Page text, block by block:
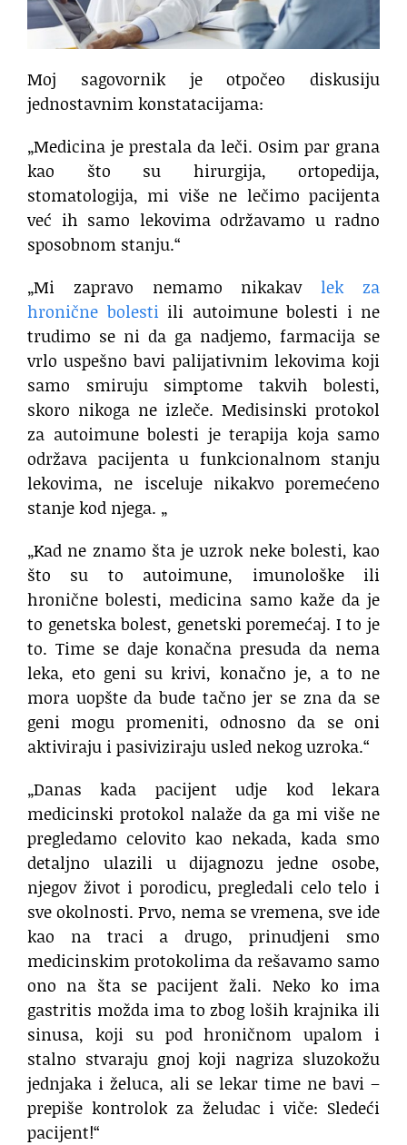
Moj sagovornik je otpočeo diskusiju
jednostavnim konstatacijama:
„Medicina je prestala da leči. Osim par grana
kao što su hirurgija, ortopedija,
stomatologija, mi više ne lečimo pacijenta
već ih samo lekovima održavamo u radno
sposobnom stanju.“
„Mi zapravo nemamo nikakav lek za
hronične bolestiili autoimune bolesti i ne
trudimo se ni da ga nadjemo, farmacija se
vrlo uspešno bavi palijativnim lekovima koji
samo smiruju simptome takvih bolesti,
skoro nikoga ne izleče. Medisinski protokol
za autoimune bolesti je terapija koja samo
održava pacijenta u funkcionalnom stanju
lekovima, ne isceluje nikakvo poremećeno
stanje kod njega. „
„Kad ne znamo šta je uzrok neke bolesti, kao
što su to autoimune, imunološke ili
hronične bolesti, medicina samo kaže da je
to genetska bolest, genetski poremećaj. I to je
to. Time se daje konačna presuda da nema
leka, eto geni su krivi, konačno je, a to ne
mora uopšte da bude tačno jer se zna da se
geni mogu promeniti, odnosno da se oni
aktiviraju i pasiviziraju usled nekog uzroka.“
„Danas kada pacijent udje kod lekara
medicinski protokol nalaže da ga mi više ne
pregledamo celovito kao nekada, kada smo
detaljno ulazili u dijagnozu jedne osobe,
njegov život i porodicu, pregledali celo telo i
sve okolnosti. Prvo, nema se vremena, sve ide
kao na traci a drugo, prinudjeni smo
medicinskim protokolima da rešavamo samo
ono na šta se pacijent žali. Neko ko ima
gastritis možda ima to zbog loših krajnika ili
sinusa, koji su pod hroničnom upalom i
stalno stvaraju gnoj koji nagriza sluzokožu
jednjaka i želuca, ali se lekar time ne bavi –
prepiše kontrolok za želudac i viče: Sledeći
pacijent!“